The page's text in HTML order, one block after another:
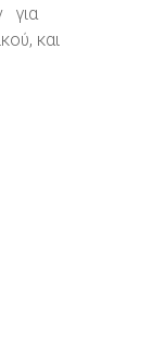
για
και